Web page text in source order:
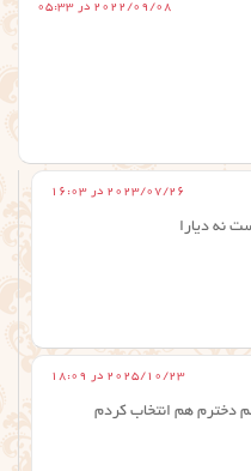
2022/09/08 در 05:33
2023/07/26 در 16:03
نه دیارا
2025/10/23 در 18:09
دخترم هم انتخاب کردم